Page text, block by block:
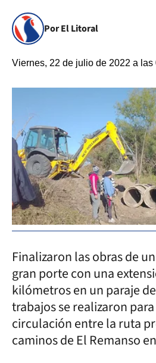
Por El Litoral
Viernes, 22 de julio de 2022 a las
Finalizaron las obras de
gran porte con una
kilómetros en un paraje
trabajos se realizaron
circulación entre la ruta
caminos de El Remanso